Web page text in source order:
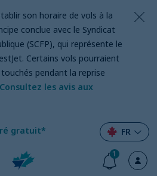
son horaire de vols à la
conclue avec le Syndicat
(SCFP), qui représente le
Certains vols pourraient
pendant la reprise
Consultez les avis aux
gratuit* FR
1